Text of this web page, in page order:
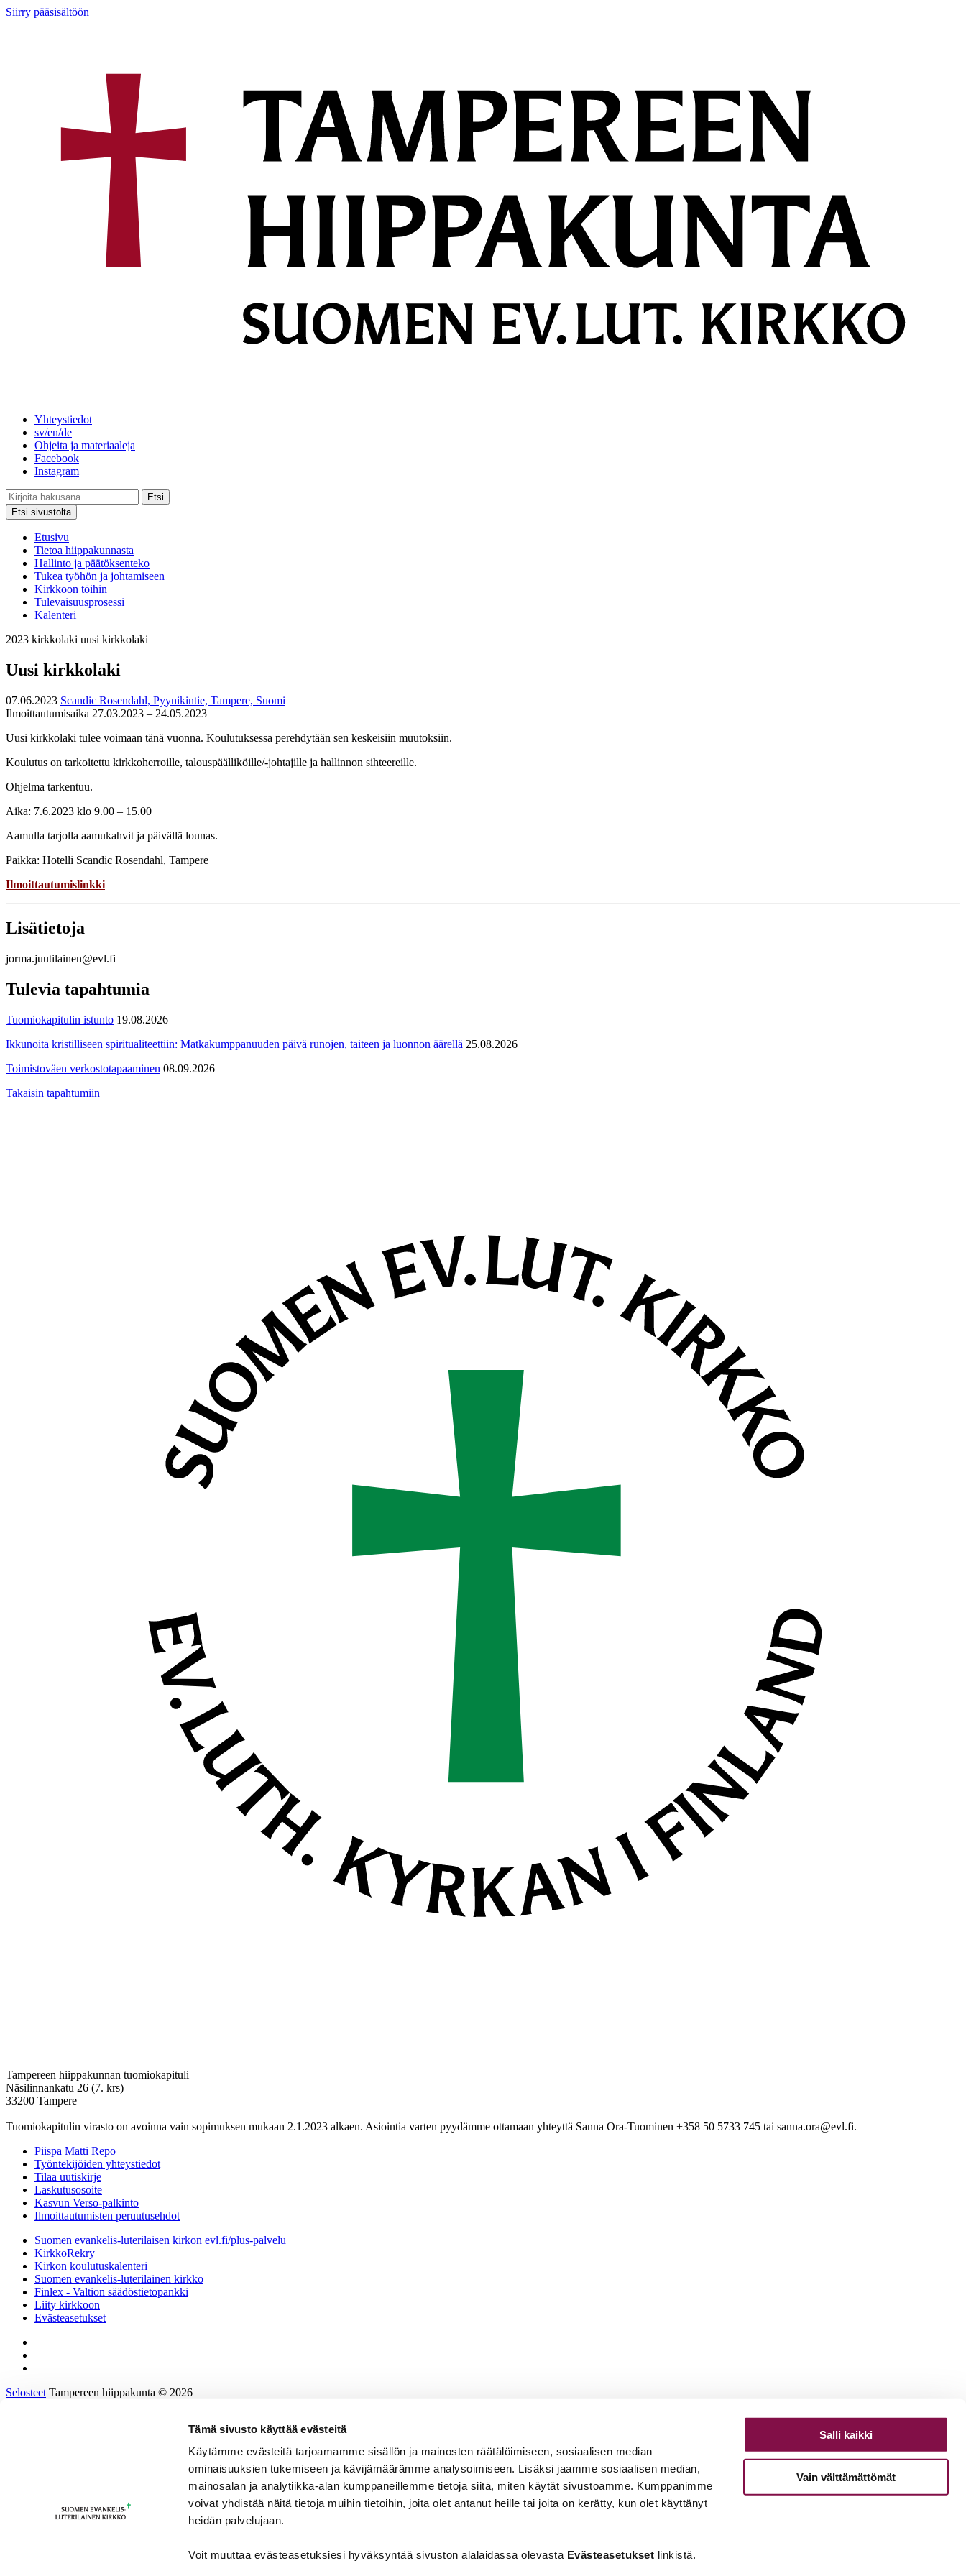
Tämä sivusto käyttää evästeitä
Käytämme evästeitä tarjoamamme sisällön ja mainosten räätälöimiseen, sosiaalisen median
ominaisuuksien tukemiseen ja kävijämäärämme analysoimiseen. Lisäksi jaamme sosiaalisen median,
mainosalan ja analytiikka-alan kumppaneillemme tietoja siitä, miten käytät sivustoamme. Kumppanimme
voivat yhdistää näitä tietoja muihin tietoihin, joita olet antanut heille tai joita on kerätty, kun olet käyttänyt
heidän palvelujaan.
Voit muuttaa evästeasetuksiesi hyväksyntää sivuston alalaidassa olevasta Evästeasetukset linkistä.
Salli kaikki
Vain välttämättömät
Siirry pääsisältöön
Yhteystiedot
sv/en/de
Ohjeita ja materiaaleja
Facebook
Instagram
Etsi
Etsi sivustolta
Etusivu
Tietoa hiippakunnasta
Hallinto ja päätöksenteko
Tukea työhön ja johtamiseen
Kirkkoon töihin
Tulevaisuusprosessi
Kalenteri
2023 kirkkolaki uusi kirkkolaki
Uusi kirkkolaki
07.06.2023 Scandic Rosendahl, Pyynikintie, Tampere, Suomi
Ilmoittautumisaika 27.03.2023 – 24.05.2023
Uusi kirkkolaki tulee voimaan tänä vuonna. Koulutuksessa perehdytään sen keskeisiin muutoksiin.
Koulutus on tarkoitettu kirkkoherroille, talouspäälliköille/-johtajille ja hallinnon sihteereille.
Ohjelma tarkentuu.
Aika: 7.6.2023 klo 9.00 – 15.00
Aamulla tarjolla aamukahvit ja päivällä lounas.
Paikka: Hotelli Scandic Rosendahl, Tampere
Ilmoittautumislinkki
Lisätietoja
jorma.juutilainen@evl.fi
Tulevia tapahtumia
Tuomiokapitulin istunto 19.08.2026
Ikkunoita kristilliseen spiritualiteettiin: Matkakumppanuuden päivä runojen, taiteen ja luonnon äärellä 25.08.2026
Toimistoväen verkostotapaaminen 08.09.2026
Takaisin tapahtumiin
Tampereen hiippakunnan tuomiokapituli
Näsilinnankatu 26 (7. krs)
33200 Tampere
Tuomiokapitulin virasto on avoinna vain sopimuksen mukaan 2.1.2023 alkaen. Asiointia varten pyydämme ottamaan yhteyttä Sanna Ora-Tuominen +358 50 5733 745 tai sanna.ora@evl.fi.
Piispa Matti Repo
Työntekijöiden yhteystiedot
Tilaa uutiskirje
Laskutusosoite
Kasvun Verso-palkinto
Ilmoittautumisten peruutusehdot
Suomen evankelis-luterilaisen kirkon evl.fi/plus-palvelu
KirkkoRekry
Kirkon koulutuskalenteri
Suomen evankelis-luterilainen kirkko
Finlex - Valtion säädöstietopankki
Liity kirkkoon
Evästeasetukset
Selosteet Tampereen hiippakunta © 2026
Kalenteri